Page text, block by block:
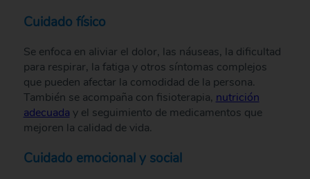
Cuidado físico
Se enfoca en aliviar el dolor, las náuseas, la dificultad
para respirar, la fatiga y otros síntomas complejos
que pueden afectar la comodidad de la persona.
También se acompaña con fisioterapia, nutrición
adecuada y el seguimiento de medicamentos que
mejoren la calidad de vida.
Cuidado emocional y social